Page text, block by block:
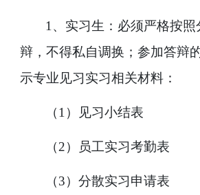
1、实习生：必须严格按
辩，不得私自调换；参加答辩
示专业见习实习相关材料：
（1）见习小结表
（2）员工实习考勤表
（3）分散实习申请表